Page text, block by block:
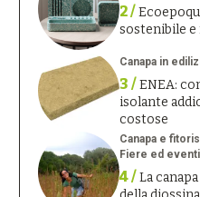
2 /
sostenibile e
Canapa in
3 /ENEA:
isolante
costose
Canapa e
Fiere ed
4 /La